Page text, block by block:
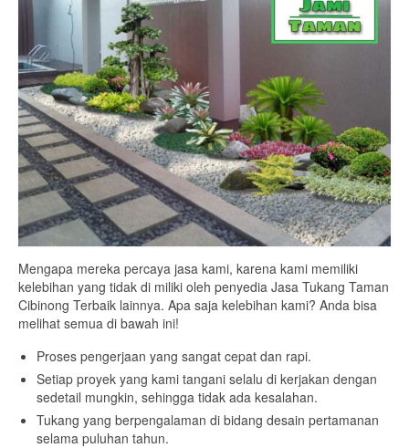
Mengapa mereka percaya jasa kami, karena kami memiliki
kelebihan yang tidak di miliki oleh penyedia Jasa Tukang Taman
Cibinong Terbaik lainnya. Apa saja kelebihan kami? Anda bisa
melihat semua di bawah ini!
Proses pengerjaan yang sangat cepat dan rapi.
Setiap proyek yang kami tangani selalu di kerjakan dengan
sedetail mungkin, sehingga tidak ada kesalahan.
Tukang yang berpengalaman di bidang desain pertamanan
selama puluhan tahun.